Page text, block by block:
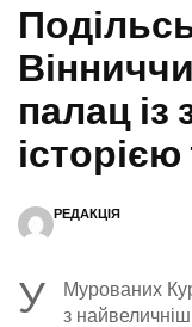
палац із
РЕДАКЦІЯ
У
Мурованих
з